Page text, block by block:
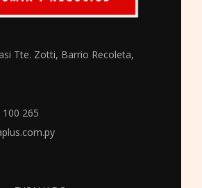
Tte. Zotti, Barrio Recoleta,
265